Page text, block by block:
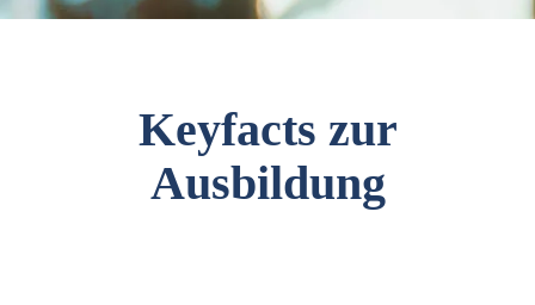
Keyfacts zur
Ausbildung